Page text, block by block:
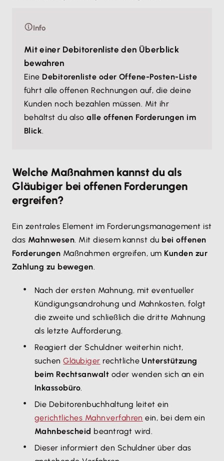
Info
Mit einer Debitorenliste den Überblick
bewahren
Eine Debitorenliste oder Offene-Posten-Liste
führt alle offenen Rechnungen auf, die deine
Kunden noch bezahlen müssen. Mit ihr
behältst du alsoalle offenen Forderungen im
Blick.
Welche Maßnahmen kannst du als
Gläubiger bei offenen Forderungen
ergreifen?
Ein zentrales Element im Forderungsmanagement ist
das Mahnwesen. Mit diesem kannst du bei offenen
Forderungen Maßnahmen ergreifen, um Kunden zur
Zahlung zu bewegen.
Nach der ersten Mahnung, mit eventueller
Kündigungsandrohung und Mahnkosten, folgt
die zweite und schließlich die dritte Mahnung
als letzte Aufforderung.
Reagiert der Schuldner weiterhin nicht,
suchenGläubiger rechtliche Unterstützung
beim Rechtsanwalt oder wenden sich an ein
Inkassobüro.
Die Debitorenbuchhaltung leitet ein
gerichtliches Mahnverfahren ein, bei dem ein
Mahnbescheid beantragt wird.
Dieser informiert den Schuldner über das